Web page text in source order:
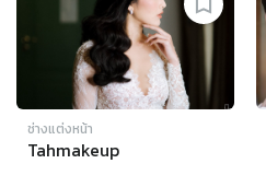
ช่างแต่งหน้า
Tahmakeup